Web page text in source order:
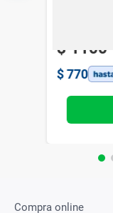
$ 1100
$ 770
Compra online